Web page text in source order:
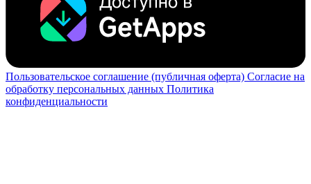
Пользовательское соглашение (публичная оферта) Согласие на
обработку персональных данных Политика
конфиденциальности